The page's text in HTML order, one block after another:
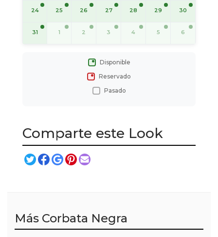
24 25 26 27 28 29 30
31 1 2 3 4 5 6
Disponible
Reservado
Pasado
Comparte este Look
Más Corbata Negra